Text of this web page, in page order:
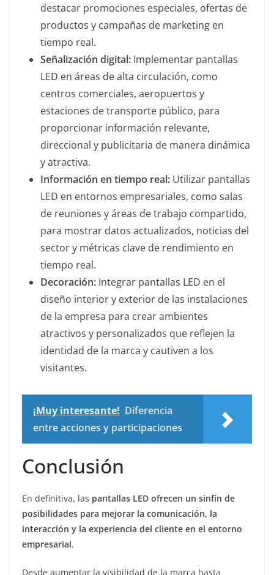
destacar promociones especiales, ofertas de
productos y campañas de marketing en
tiempo real.
Señalización digital: Implementar pantallas
LED en áreas de alta circulación, como
centros comerciales, aeropuertos y
estaciones de transporte público, para
proporcionar información relevante,
direccional y publicitaria de manera dinámica
y atractiva.
Información en tiempo real: Utilizar pantallas
LED en entornos empresariales, como salas
de reuniones y áreas de trabajo compartido,
para mostrar datos actualizados, noticias del
sector y métricas clave de rendimiento en
tiempo real.
Decoración: Integrar pantallas LED en el
diseño interior y exterior de las instalaciones
de la empresa para crear ambientes
atractivos y personalizados que reflejen la
identidad de la marca y cautiven a los
visitantes.
¡Muy interesante! Diferencia
entre acciones y participaciones
Conclusión
En definitiva, las pantallas LED ofrecen un sinfín de
posibilidades para mejorar la comunicación, la
interacción y la experiencia del cliente en el entorno
empresarial.
Desde aumentar la visibilidad de la marca hasta